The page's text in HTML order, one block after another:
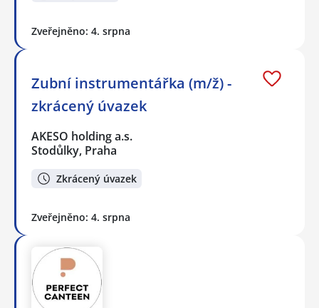
Zveřejněno: 4. srpna
Zubní instrumentářka (m/ž) -
zkrácený úvazek
AKESO holding a.s.
Stodůlky, Praha
Zkrácený úvazek
Zveřejněno: 4. srpna